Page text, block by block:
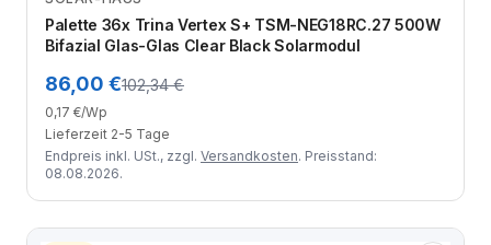
Palette 36x Trina Vertex S+ TSM-NEG18RC.27 500W
Bifazial Glas-Glas Clear Black Solarmodul
86,00 €102,34 €
0,17 €/Wp
Lieferzeit 2-5 Tage
Endpreis inkl. USt., zzgl. Versandkosten. Preisstand:
08.08.2026.